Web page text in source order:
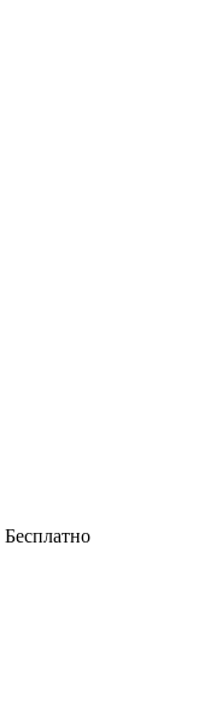
Бесплатно